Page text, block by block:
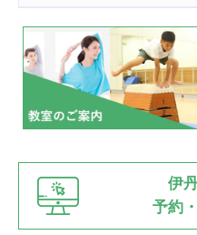
いたっぼーる大会☆彡
緑ケ丘体育館
2022.07.03
市内総合体育大会が開始
緑ケ丘体育館 猪名川
2022.06.12
県知事杯争奪バレーボール
緑ケ丘体育館
伊
予約